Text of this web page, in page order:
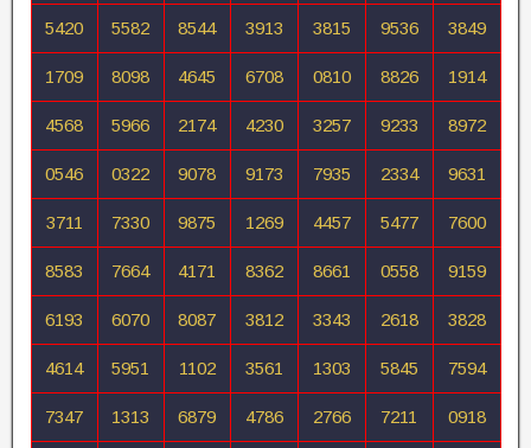
5420 5582 8544 3913 3815 9536 3849
1709 8098 4645 6708 0810 8826 1914
4568 5966 2174 4230 3257 9233 8972
0546 0322 9078 9173 7935 2334 9631
3711 7330 9875 1269 4457 5477 7600
8583 7664 4171 8362 8661 0558 9159
6193 6070 8087 3812 3343 2618 3828
4614 5951 1102 3561 1303 5845 7594
7347 1313 6879 4786 2766 7211 0918